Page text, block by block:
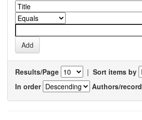
Results/Page | Sort items by
In order
Authors/record